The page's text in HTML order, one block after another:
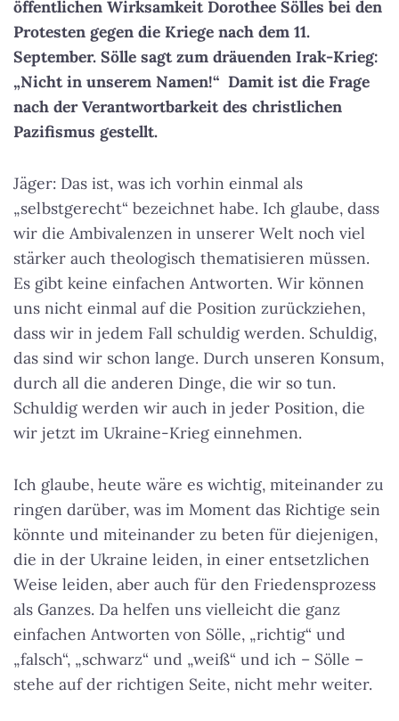
öffentlichen Wirksamkeit Dorothee Sölles bei den
Protesten gegen die Kriege nach dem 11.
September. Sölle sagt zum dräuenden Irak-Krieg:
„Nicht in unserem Namen!“ Damit ist die Frage
nach der Verantwortbarkeit des christlichen
Pazifismus gestellt.
Jäger: Das ist, was ich vorhin einmal als
„selbstgerecht“ bezeichnet habe. Ich glaube, dass
wir die Ambivalenzen in unserer Welt noch viel
stärker auch theologisch thematisieren müssen.
Es gibt keine einfachen Antworten. Wir können
uns nicht einmal auf die Position zurückziehen,
dass wir in jedem Fall schuldig werden. Schuldig,
das sind wir schon lange. Durch unseren Konsum,
durch all die anderen Dinge, die wir so tun.
Schuldig werden wir auch in jeder Position, die
wir jetzt im Ukraine-Krieg einnehmen.
Ich glaube, heute wäre es wichtig, miteinander zu
ringen darüber, was im Moment das Richtige sein
könnte und miteinander zu beten für diejenigen,
die in der Ukraine leiden, in einer entsetzlichen
Weise leiden, aber auch für den Friedensprozess
als Ganzes. Da helfen uns vielleicht die ganz
einfachen Antworten von Sölle, „richtig“ und
„falsch“, „schwarz“ und „weiß“ und ich – Sölle –
stehe auf der richtigen Seite, nicht mehr weiter.